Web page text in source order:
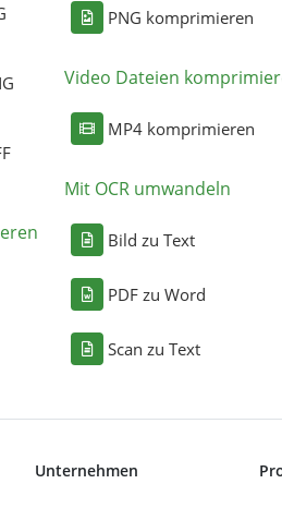
PNG komprimieren
Video Dateien
MP4 komprimieren
Mit OCR umwandeln
Bild zu Text
PDF zu Word
Scan zu Text
Unternehmen